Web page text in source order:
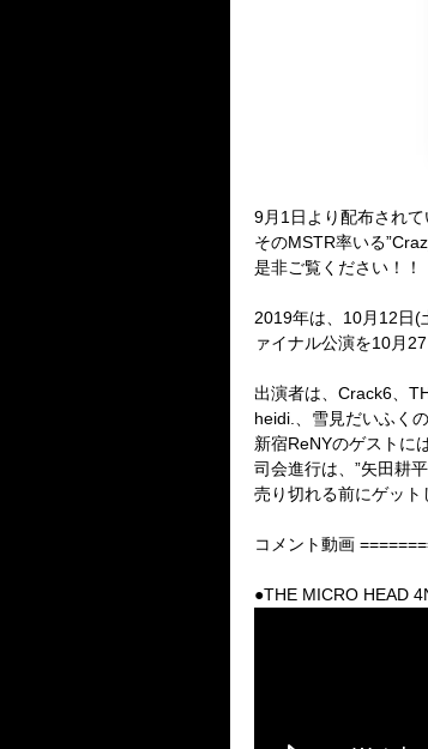
9月1日より配布されて
そのMSTR率いる
是非ご覧ください！！
2019年は、10月12日(
ァイナル公演を10月
出演者は、Crack6、
heidi.、雪見だいふく
新宿ReNYのゲストに
司会進行は、”矢田耕
売り切れる前にゲット
コメント動画
●THE MICRO HEAD